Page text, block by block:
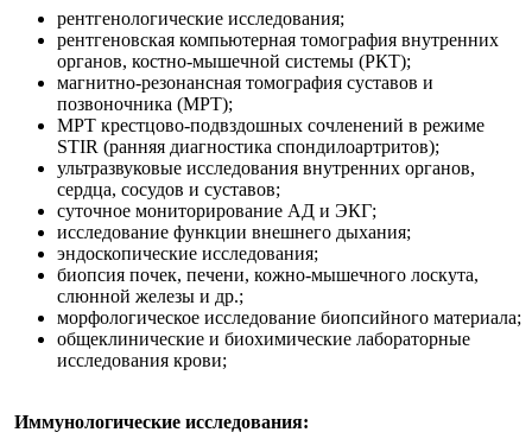
рентгенологические исследования;
рентгеновская компьютерная томография внутренних
органов, костно-мышечной системы (РКТ);
магнитно-резонансная томография суставов и
позвоночника (МРТ);
МРТ крестцово-подвздошных сочленений в режиме
STIR (ранняя диагностика спондилоартритов);
ультразвуковые исследования внутренних органов,
сердца, сосудов и суставов;
суточное мониторирование АД и ЭКГ;
исследование функции внешнего дыхания;
эндоскопические исследования;
биопсия почек, печени, кожно-мышечного лоскута,
слюнной железы и др.;
морфологическое исследование биопсийного материала;
общеклинические и биохимические лабораторные
исследования крови;
Иммунологические исследования: